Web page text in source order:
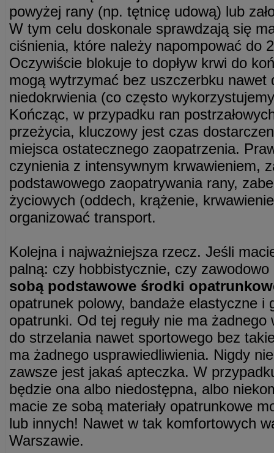
powyżej rany (np. tętnicę udową) lub
W tym celu doskonale sprawdzają się
ciśnienia, które należy napompować do
Oczywiście blokuje to dopływ krwi do
mogą wytrzymać bez uszczerbku nawet
niedokrwienia (co często
Kończąc, w przypadku ran
przeżycia, kluczowy jest czas
miejsca ostatecznego zaopatrzenia.
czynienia z intensywnym krwawieniem,
podstawowego zaopatrywania rany,
życiowych (oddech, krążenie,
organizować transport.
Kolejna i najważniejsza rzecz. Jeśli
palną: czy hobbistycznie, czy
sobą podstawowe środki
opatrunek polowy, bandaże elastyczne i
opatrunki. Od tej reguły nie ma
do strzelania nawet sportowego bez
ma żadnego usprawiedliwienia. Nigdy
zawsze jest jakaś apteczka. W
będzie ona albo niedostępna, albo
macie ze sobą materiały opatrunkowe
lub innych! Nawet w tak komfortowych
Warszawie.